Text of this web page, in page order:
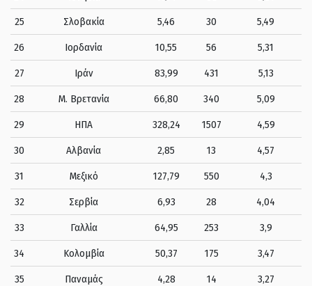
25 Σλοβακία 5,46 30 5,49
26 Ιορδανία 10,55 56 5,31
27 Ιράν 83,99 431 5,13
28 Μ. Βρετανία 66,80 340 5,09
29 ΗΠΑ 328,24 1507 4,59
30 Αλβανία 2,85 13 4,57
31 Μεξικό 127,79 550 4,3
32 Σερβία 6,93 28 4,04
33 Γαλλία 64,95 253 3,9
34 Κολομβία 50,37 175 3,47
35 Παναμάς 4,28 14 3,27